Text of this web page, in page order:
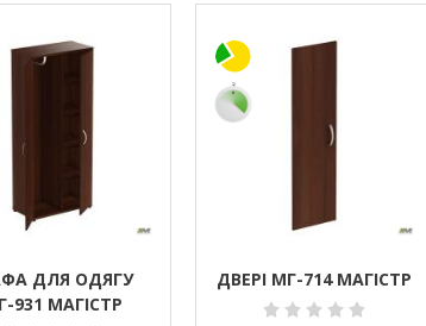
ДЛЯ ОДЯГУ
931 МАГІСТР
ДВЕРІ МГ-714 МАГІСТР